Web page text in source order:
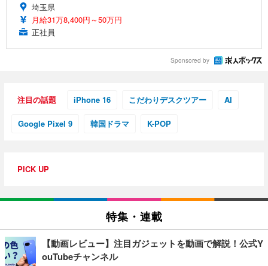
埼玉県
月給31万8,400円～50万円
正社員
Sponsored by
注目の話題 iPhone 16 こだわりデスクツアー AI
Google Pixel 9 韓国ドラマ K-POP
PICK UP
特集・連載
【動画レビュー】注目ガジェットを動画で解説！公式Y
ouTubeチャンネル